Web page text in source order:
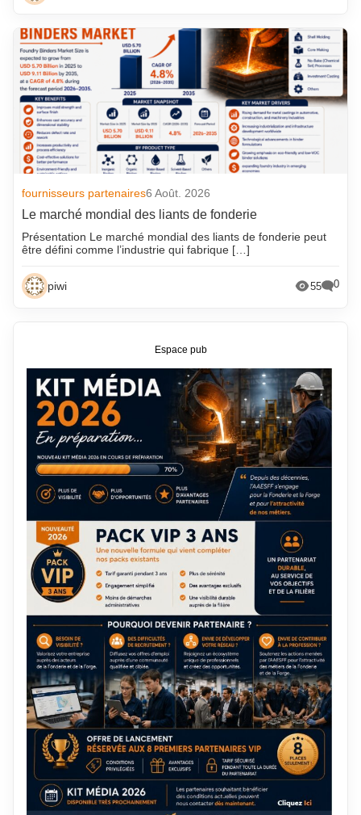
fournisseurs partenaires6 Août. 2026
Le marché mondial des liants de fonderie
Présentation Le marché mondial des liants de fonderie peut
être défini comme l’industrie qui fabrique […]
piwi 55 0
Espace pub